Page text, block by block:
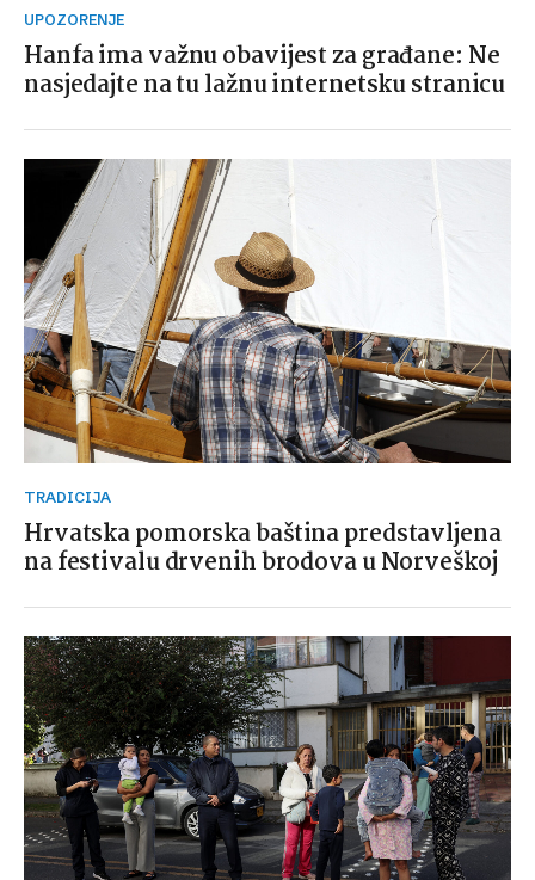
UPOZORENJE
Hanfa ima važnu obavijest za građane: Ne
nasjedajte na tu lažnu internetsku stranicu
TRADICIJA
Hrvatska pomorska baština predstavljena
na festivalu drvenih brodova u Norveškoj